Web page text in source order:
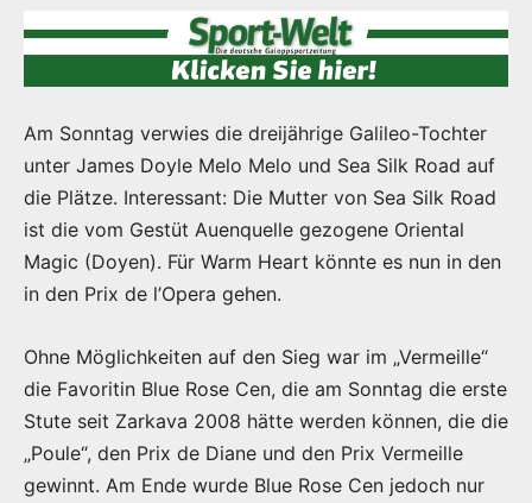
Am Sonntag verwies die dreijährige Galileo-Tochter
unter James Doyle Melo Melo und Sea Silk Road auf
die Plätze. Interessant: Die Mutter von Sea Silk Road
ist die vom Gestüt Auenquelle gezogene Oriental
Magic (Doyen). Für Warm Heart könnte es nun in den
in den Prix de l’Opera gehen.
Ohne Möglichkeiten auf den Sieg war im „Vermeille“
die Favoritin Blue Rose Cen, die am Sonntag die erste
Stute seit Zarkava 2008 hätte werden können, die die
„Poule“, den Prix de Diane und den Prix Vermeille
gewinnt. Am Ende wurde Blue Rose Cen jedoch nur